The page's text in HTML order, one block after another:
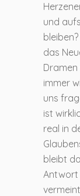
und
das
immer
uns
ist
real in
bleibt
Antwort